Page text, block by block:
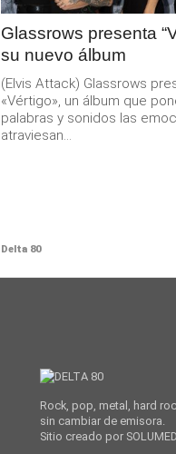
Glassrows presenta
su nuevo álbum
(Elvis Attack) Glassrows
«Vértigo», un álbum que
palabras y sonidos las
atraviesan...
Delta 80
Rock, pop, metal, hard
sin cambiar de emisora.
Sitio creado por